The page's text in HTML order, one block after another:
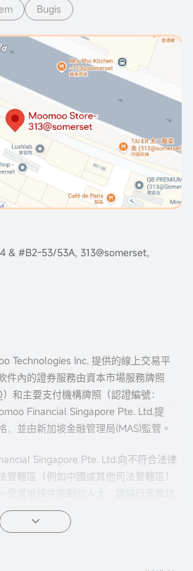
Bugis
& #B2-53/53A, 313@somerset,
Technologies Inc. 提供的線上交易平
件內的證券服務由資本市場服務牌照
）和主要支付機構牌照（認證編號：
Financial Singapore Pte. Ltd.提
並由新加坡金融管理局(MAS)監管。
Singapore Pte. Ltd.向不符合法律
管轄區（例如中國或其他司法管轄區）
責任遵守當地法律。